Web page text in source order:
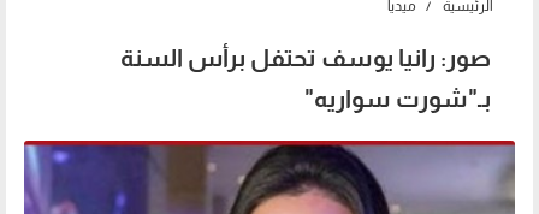
الرئيسية ميديا
صور: رانيا يوسف تحتفل برأس السنة
بـ"شورت سواريه"